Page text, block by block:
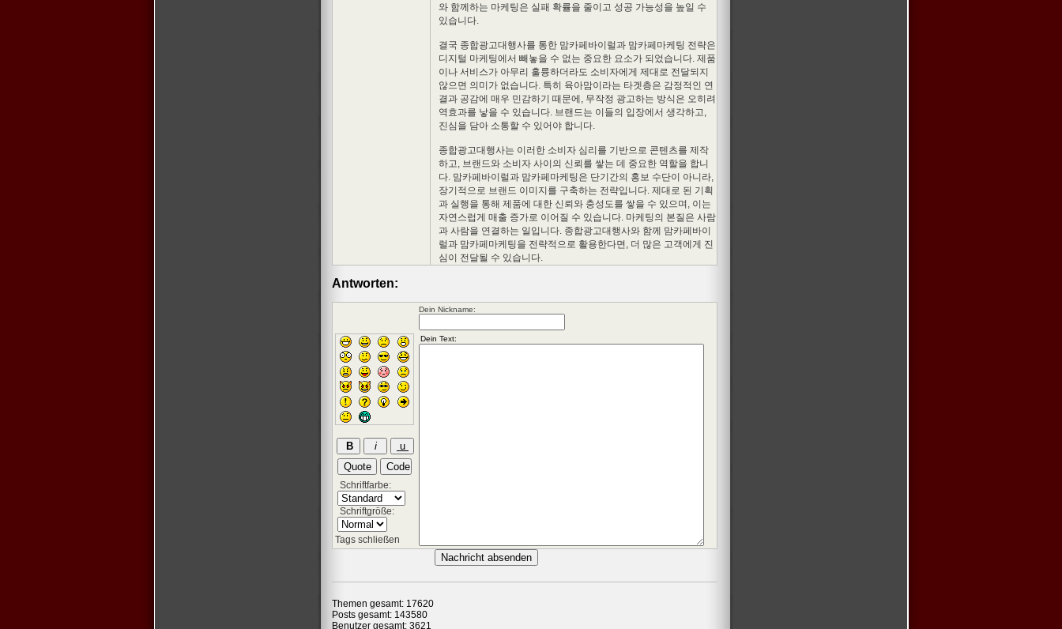
와 함께하는 마케팅은 실패 확률을 줄이고 성공 가능성을 높일 수
있습니다.
결국 종합광고대행사를 통한 맘카페바이럴과 맘카페마케팅 전략은
디지털 마케팅에서 빼놓을 수 없는 중요한 요소가 되었습니다. 제품
이나 서비스가 아무리 훌륭하더라도 소비자에게 제대로 전달되지
않으면 의미가 없습니다. 특히 육아맘이라는 타겟층은 감정적인 연
결과 공감에 매우 민감하기 때문에, 무작정 광고하는 방식은 오히려
역효과를 낳을 수 있습니다. 브랜드는 이들의 입장에서 생각하고,
진심을 담아 소통할 수 있어야 합니다.
종합광고대행사는 이러한 소비자 심리를 기반으로 콘텐츠를 제작
하고, 브랜드와 소비자 사이의 신뢰를 쌓는 데 중요한 역할을 합니
다. 맘카페바이럴과 맘카페마케팅은 단기간의 홍보 수단이 아니라,
장기적으로 브랜드 이미지를 구축하는 전략입니다. 제대로 된 기획
과 실행을 통해 제품에 대한 신뢰와 충성도를 쌓을 수 있으며, 이는
자연스럽게 매출 증가로 이어질 수 있습니다. 마케팅의 본질은 사람
과 사람을 연결하는 일입니다. 종합광고대행사와 함께 맘카페바이
럴과 맘카페마케팅을 전략적으로 활용한다면, 더 많은 고객에게 진
심이 전달될 수 있습니다.
Antworten:
Dein Nickname:
Schriftfarbe:
Schriftgröße:
Tags schließen
Themen gesamt: 17620
Posts gesamt: 143580
Benutzer gesamt: 3621